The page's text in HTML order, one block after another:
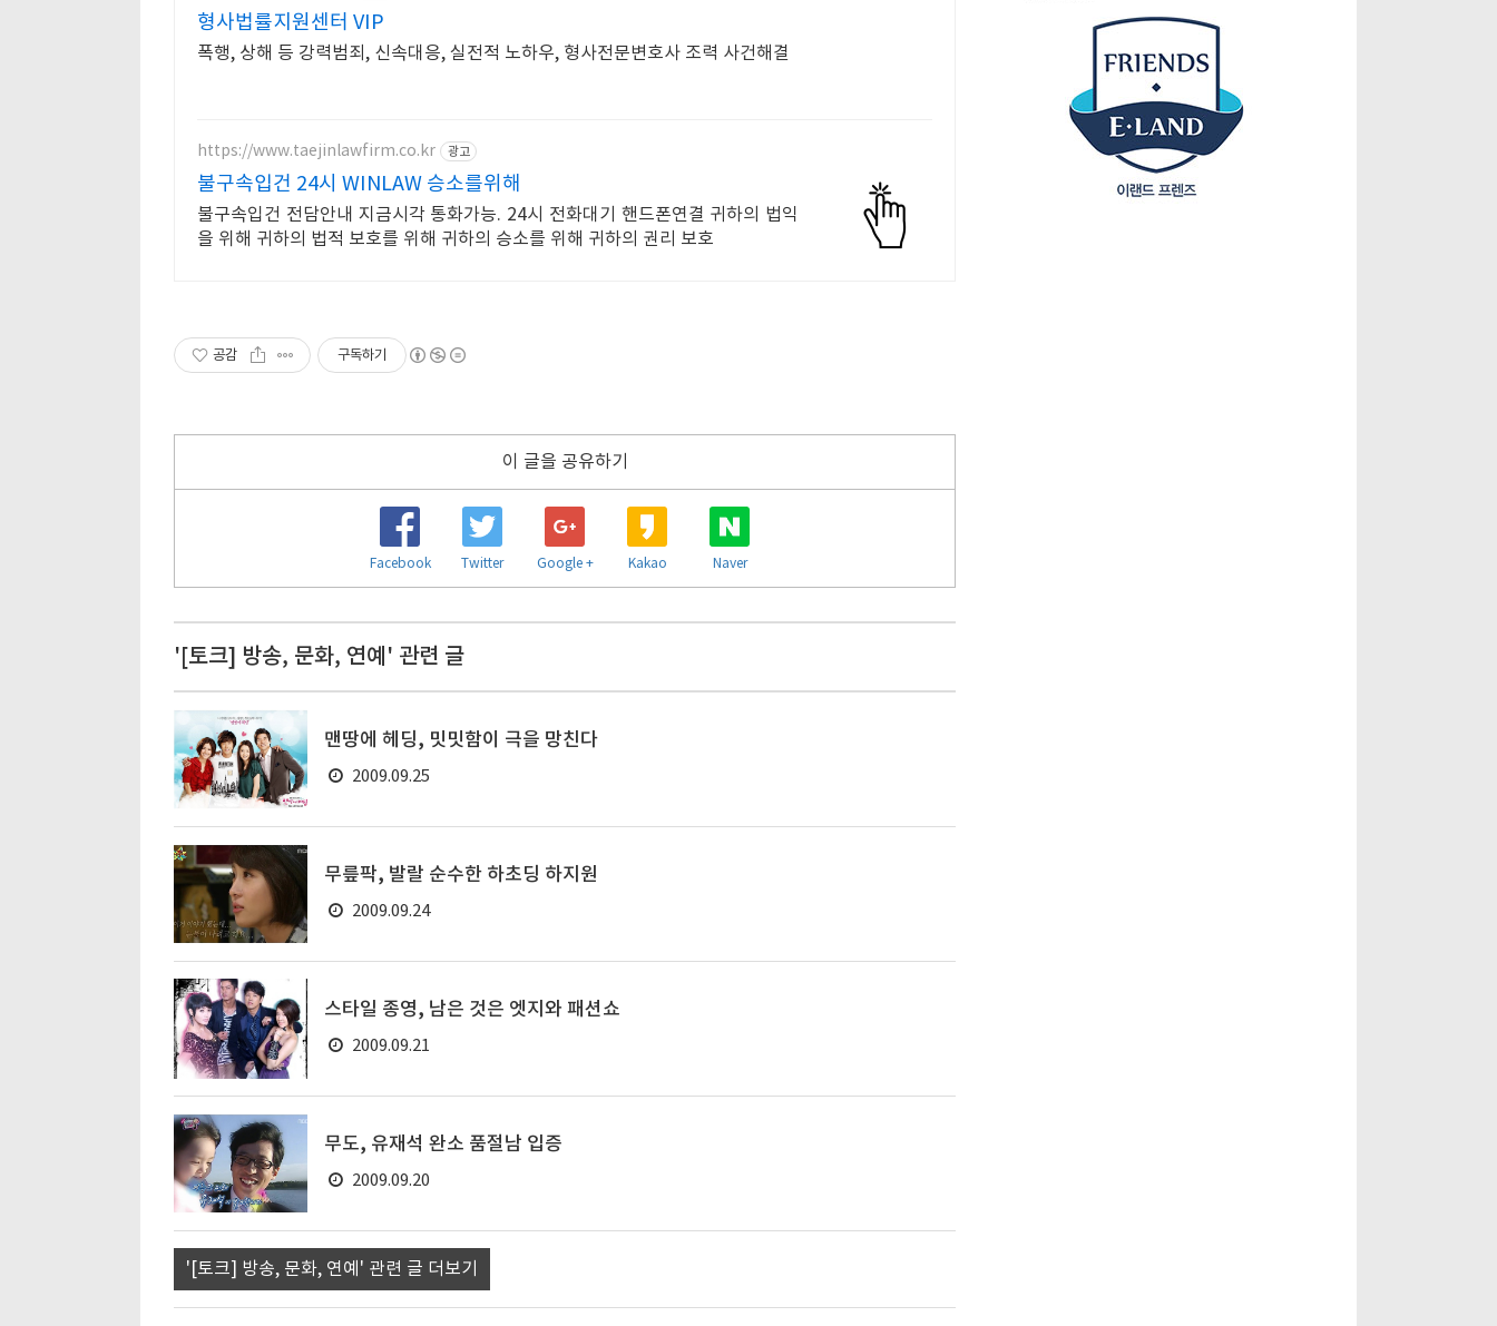
형사법률지원센터 VIP
폭행, 상해 등 강력범죄, 신속대응, 실전적 노하우, 형사전문변호사 조력 사건해결
https://www.taejinlawfirm.co.kr 광고
불구속입건 24시 WINLAW 승소를위해
불구속입건 전담안내 지금시각 통화가능. 24시 전화대기 핸드폰연결 귀하의 법익
을 위해 귀하의 법적 보호를 위해 귀하의 승소를 위해 귀하의 권리 보호
공감 구독하기
이 글을 공유하기
Facebook Twitter Google + Kakao Naver
'[토크] 방송, 문화, 연예' 관련 글
맨땅에 헤딩, 밋밋함이 극을 망친다
2009.09.25
무릎팍, 발랄 순수한 하초딩 하지원
2009.09.24
스타일 종영, 남은 것은 엣지와 패션쇼
2009.09.21
무도, 유재석 완소 품절남 입증
2009.09.20
'[토크] 방송, 문화, 연예' 관련 글 더보기